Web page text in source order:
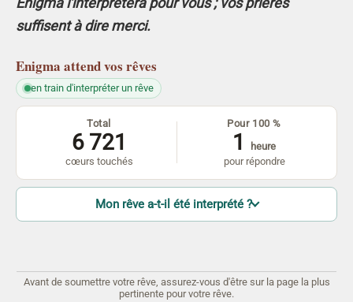
suffisent à dire merci.
Enigma attend vos rêves
en train d'interpréter un rêve
Total
6 721
cœurs touchés
Pour 100 %
1
heure
pour répondre
Mon rêve a-t-il été interprété ?
Avant de soumettre votre rêve, assurez-vous d'être sur la page la plus
pertinente pour votre rêve.